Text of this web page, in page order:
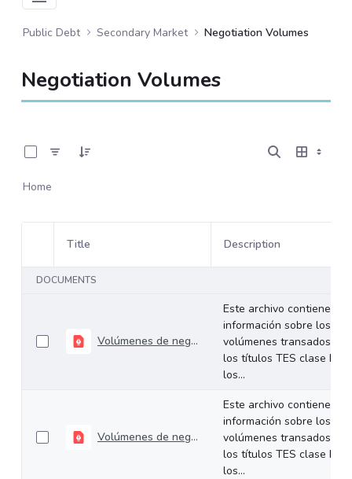
Public Debt Secondary Market Negotiation Volumes
Negotiation Volumes
Home
Item Selection
Title Description
DOCUMENTS
Volúmenes de negociación del 13 al 17 de enero de 2025
Este archivo contiene
información sobre los
volúmenes transados de
los títulos TES clase B en
los...
Volúmenes de negociación del 07 al 10 de enero de 2025
Este archivo contiene
información sobre los
volúmenes transados de
los títulos TES clase B en
los...